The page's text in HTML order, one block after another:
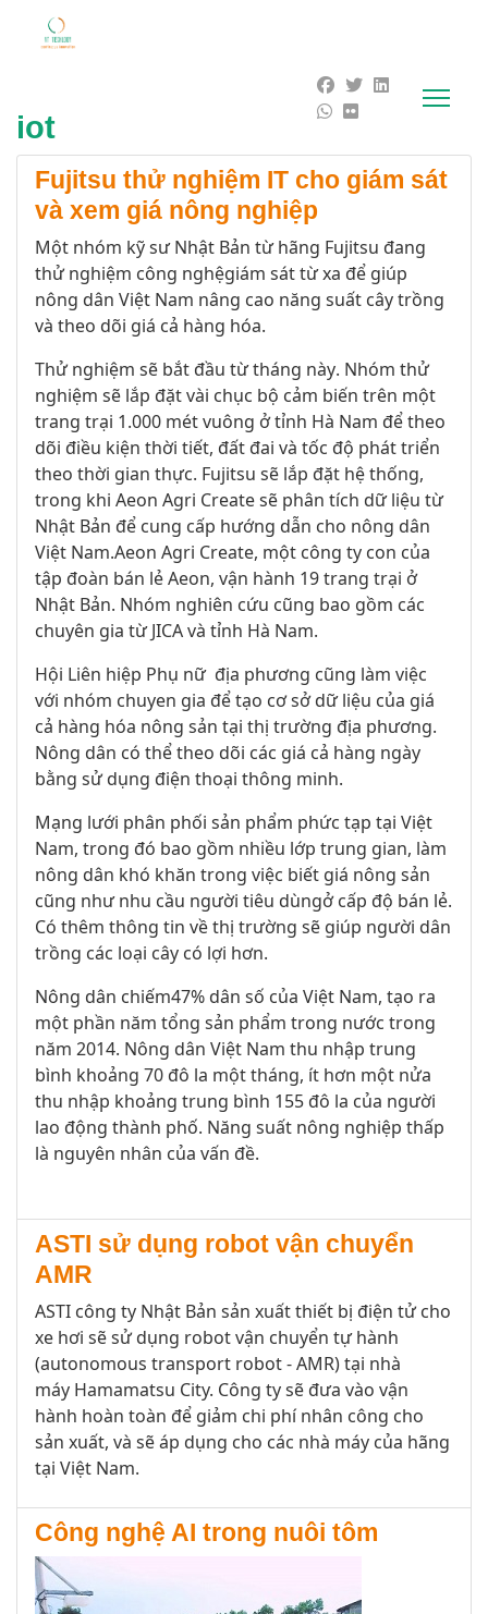
iot
Fujitsu thử nghiệm IT cho giám sát
và xem giá nông nghiệp
Một nhóm kỹ sưNhật Bản từ hãng Fujitsu đang
thử nghiệm công nghệgiám sáttừ xa để giúp
nông dân Việt Nam nâng cao năng suất cây trồng
và theo dõi giá cả hàng hóa.
Thử nghiệm sẽ bắt đầu từ tháng này. Nhóm thử
nghiệm sẽ lắp đặtvài chục bộ cảm biến trên một
trang trại 1.000 mét vuông ở tỉnh Hà Nam đểtheo
dõi điều kiện thời tiết, đất đai và tốc độ phát triển
theo thời gian thực. Fujitsu sẽ lắp đặt hệ thống,
trong khi Aeon Agri Createsẽ phân tích dữ liệu từ
Nhật Bản để cung cấp hướng dẫn cho nông dân
Việt Nam.Aeon Agri Create, một công ty con của
tập đoàn bán lẻAeon, vận hành 19trang trại ở
Nhật Bản. Nhóm nghiên cứu cũng bao gồm các
chuyên gia từ JICAvà tỉnh Hà Nam.
Hội Liên hiệp Phụ nữđịa phương cũng làm việc
với nhóm chuyen gia đểtạo cơ sở dữ liệu của giá
cả hàng hóa nông sản tại thị trường địa phương.
Nông dân có thể theo dõi các giá cả hàng ngày
bằng sử dụng điện thoại thông minh.
Mạng lưới phân phối sản phẩm phức tạp tại Việt
Nam, trong đó bao gồm nhiều lớp trung gian, làm
nông dân khó khăn trong việc biết giá nông sản
cũng như nhu cầu người tiêu dùngở cấp độ bán lẻ.
Có thêm thông tin về thị trường sẽ giúp người dân
trồng các loại cây có lợi hơn.
Nông dân chiếm47% dân số của Việt Nam, tạo ra
một phần năm tổng sản phẩm trong nước trong
năm 2014. Nông dân Việt Nam thu nhập trung
bình khoảng 70 đô la mộttháng, ít hơn một nửa
thu nhập khoảng trung bình 155 đô la của người
lao động thành phố. Năng suất nông nghiệp thấp
là nguyên nhân của vấn đề.
ASTI sử dụng robot vận chuyển
AMR
ASTI công ty Nhật Bản sản xuất thiết bị điện tử cho
xe hơi sẽ sử dụng robot vận chuyển tự hành
(autonomous transport robot - AMR) tại nhà
máy Hamamatsu City. Công ty sẽ đưa vào vận
hành hoàn toàn để giảm chi phí nhân công cho
sản xuất, và sẽ áp dụng cho các nhà máy của hãng
tại Việt Nam.
Công nghệ AI trong nuôi tôm